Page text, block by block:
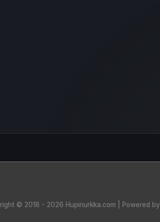
© 2018 - 2026 Hupinurkka.com | Powered by